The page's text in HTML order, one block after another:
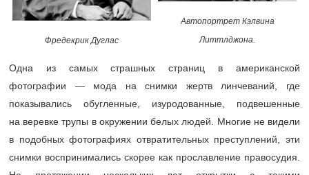
Фредекрик Дуглас
Автопортрет Кэлвина
Литтлджона.
Одна из самых страшных страниц в американской
фотографии — мода на снимки жертв линчеваний, где
показывались обугленные, изуродованные, подвешенные
на веревке трупы в окружении белых людей. Многие не видели
в подобных фотографиях отвратительных преступлений, эти
снимки воспринимались скорее как прославление правосудия.